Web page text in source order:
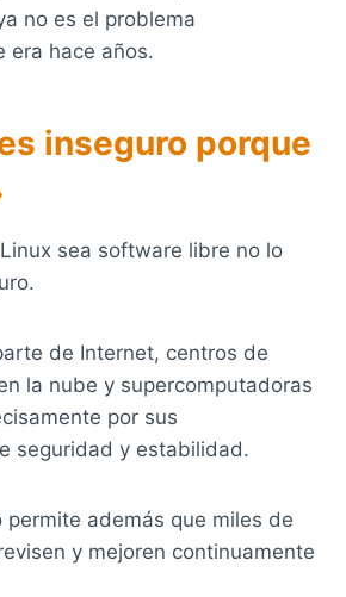
no es el problema
era hace años.
inseguro porque
sea software libre no lo
de Internet, centros de
la nube y supercomputadoras
por sus
seguridad y estabilidad.
permite además que miles de
y mejoren continuamente